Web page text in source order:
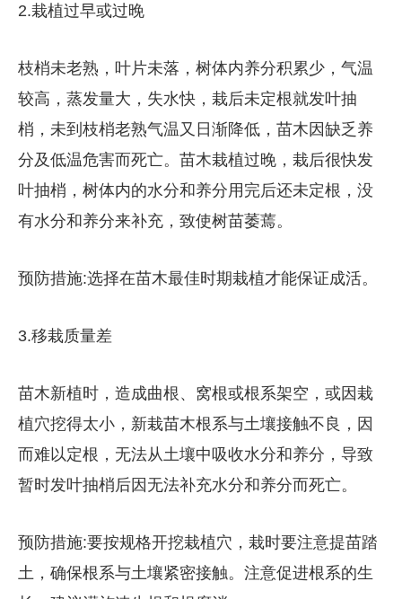
2.栽植过早或过晚
枝梢未老熟，叶片未落，树体内养分积累少，气温
较高，蒸发量大，失水快，栽后未定根就发叶抽
梢，未到枝梢老熟气温又日渐降低，苗木因缺乏养
分及低温危害而死亡。苗木栽植过晚，栽后很快发
叶抽梢，树体内的水分和养分用完后还未定根，没
有水分和养分来补充，致使树苗萎蔫。
预防措施:选择在苗木最佳时期栽植才能保证成活。
3.移栽质量差
苗木新植时，造成曲根、窝根或根系架空，或因栽
植穴挖得太小，新栽苗木根系与土壤接触不良，因
而难以定根，无法从土壤中吸收水分和养分，导致
暂时发叶抽梢后因无法补充水分和养分而死亡。
预防措施:要按规格开挖栽植穴，栽时要注意提苗踏
土，确保根系与土壤紧密接触。注意促进根系的生